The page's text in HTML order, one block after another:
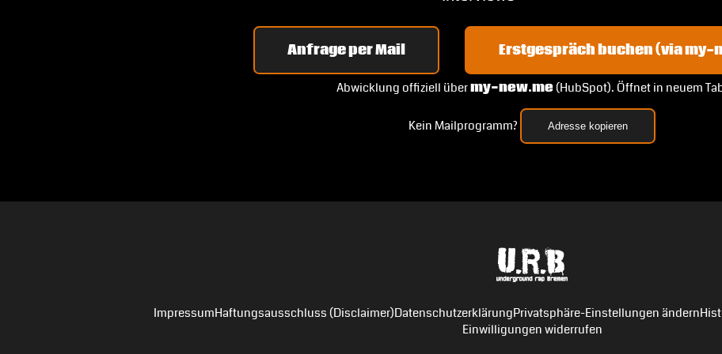
Anfrage per Mail Erstgespräch buchen (via my-
Abwicklung offiziell übermy-new.me(HubSpot). Öffnet in neuem
Kein Mailprogramm? Adresse kopieren
ImpressumHaftungsausschluss (Disclaimer)DatenschutzerklärungPrivatsphäre-Einstellungen ändern
Einwilligungen widerrufen